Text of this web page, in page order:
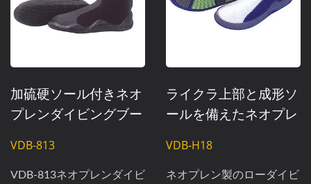
としています。3mmまた
は5mmの厚さで提供さ
時間のダイビングに対して
信頼できる暖かさと快適さ
を提供します。
加硫硬ソール付きネオ
プレンダイビングブー
VDB-813
VDB-813ネオプレンダイビ
ライクラ上部と成形ソ
ールを備えたネオプレ
ツ
VDB-H18
ネオプレン製のローダイビ